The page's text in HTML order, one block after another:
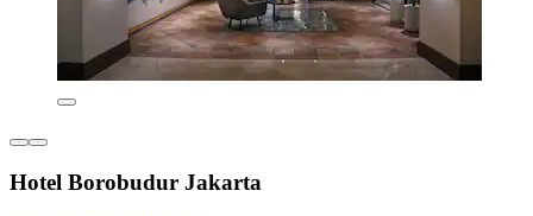
Hotel Borobudur Jakarta